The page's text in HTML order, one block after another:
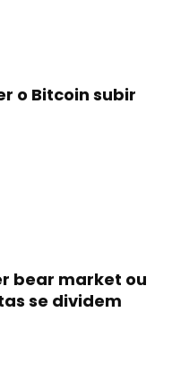
o Bitcoin subir
bear market ou
se dividem